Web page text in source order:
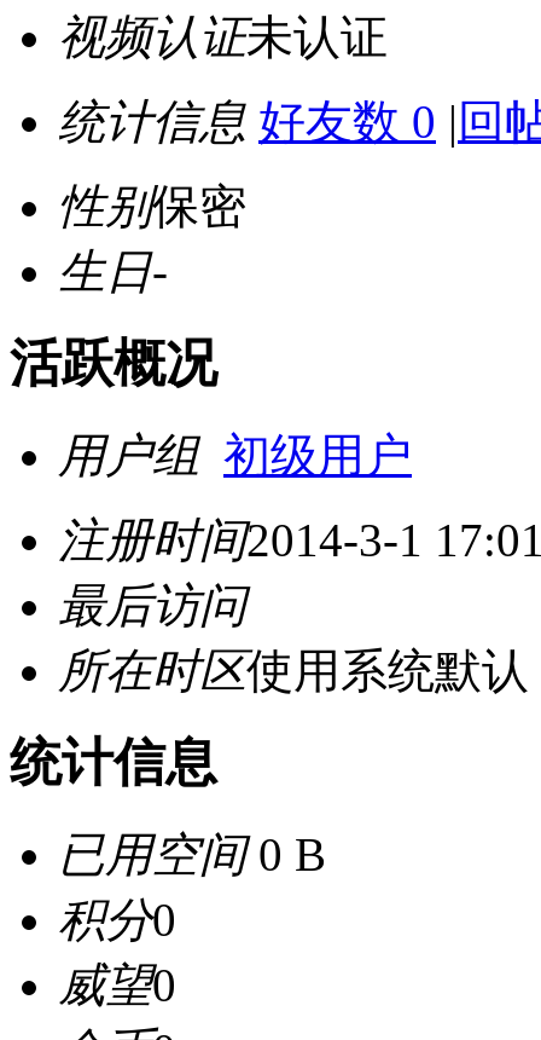
视频认证未认证
统计信息 好友数 0 | 回
性别保密
生日-
活跃概况
用户组 初级用户
注册时间2014-3-1
最后访问
所在时区使用系统默认
统计信息
已用空间0 B
积分0
威望0